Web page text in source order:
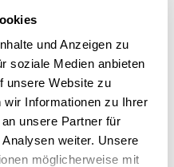
und Anzeigen zu
soziale Medien anbieten
unsere Website zu
wir Informationen zu Ihrer
unsere Partner für
weiter. Unsere
möglicherweise mit
der Verzehr von
Fleisch